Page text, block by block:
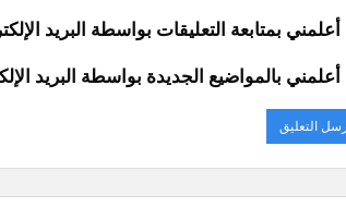
أعلمني بمتابعة التعليقات بواسطة البريد
أعلمني بالمواضيع الجديدة بواسطة البريد